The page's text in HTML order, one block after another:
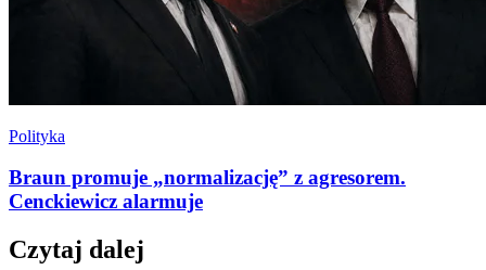
Polityka
Braun promuje „normalizację” z agresorem.
Cenckiewicz alarmuje
Czytaj dalej